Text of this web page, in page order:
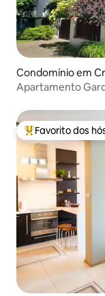
Condomínio em
Apartamento Garden
Favoritos dos
Favorito dos